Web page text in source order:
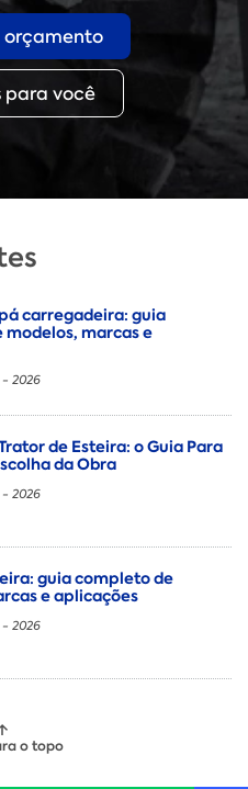
orçamento
para você
carregadeira: guia
marcas e
- 2026
de Esteira: o Guia Para
da Obra
- 2026
guia completo de
e aplicações
- 2026
o topo